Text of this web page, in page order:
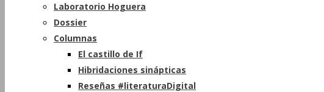
Laboratorio Hoguera
Dossier
Columnas
El castillo de If
Hibridaciones sinápticas
Reseñas #literaturaDigital